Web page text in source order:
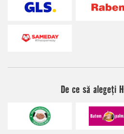
De ce să alegeți